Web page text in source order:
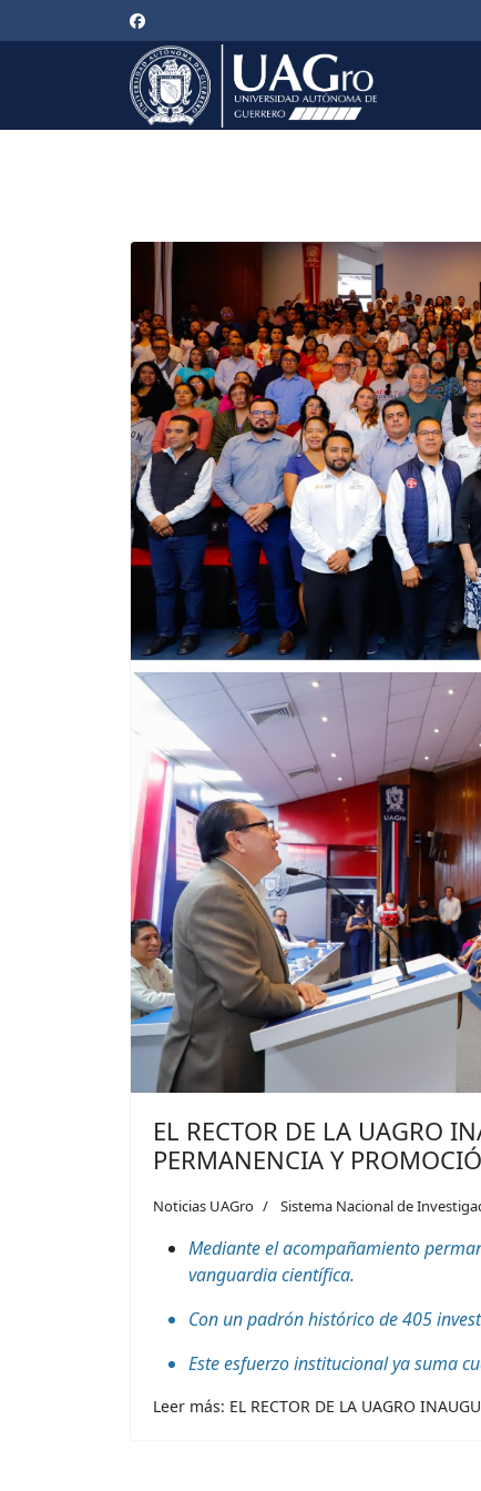
EL RECTOR DE LA UAGRO
PERMANENCIA Y
Noticias UAGro Sistema Nacional de
Mediante el acompañamiento
vanguardia científica.
Con un padrón histórico de 405
Este esfuerzo institucional ya suma
Leer más: EL RECTOR DE LA UAGRO